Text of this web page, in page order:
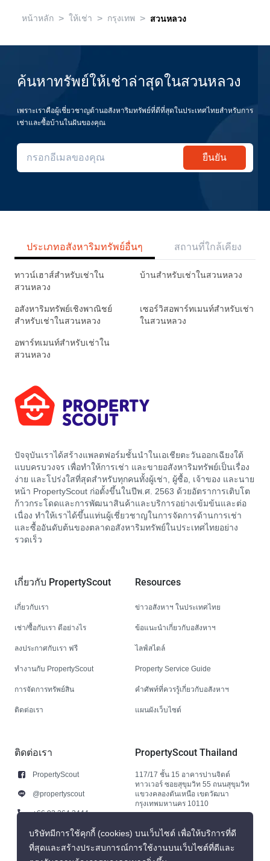
หน้าหลัก > ให้เช่า > กรุงเทพ > สวนหลวง
ค้นหาทรัพย์ให้เช่าล่าสุดในสวนหลวง
เพราะเราคือผู้เชี่ยวชาญด้านอสังหาริมทรัพย์ที่ดีที่สุดในประเทศไทยสำหรับการ
เช่าและซื้อบ้านในฝันของคุณ
ยืนยัน
ประเภทอสังหาริมทรัพย์อื่นๆ สถานที่ใกล้เคียง
ทาวน์เฮาส์สำหรับเช่าใน
สวนหลวง
บ้านสำหรับเช่าในสวนหลวง
อสังหาริมทรัพย์เชิงพาณิชย์
สำหรับเช่าในสวนหลวง
เซอร์วิสอพาร์ทเมนท์สำหรับเช่า
ในสวนหลวง
อพาร์ทเมนท์สำหรับเช่าใน
สวนหลวง
ปัจจุบันเราได้สร้างแพลตฟอร์มชั้นนำในเอเชียตะวันออกเฉียงใต้
แบบครบวงจร เพื่อทำให้การเช่า และขายอสังหาริมทรัพย์เป็นเรื่อง
ง่าย และโปร่งใสที่สุดสำหรับทุกคนทั้งผู้เช่า, ผู้ซื้อ, เจ้าของ และนาย
หน้า PropertyScout ก่อตั้งขึ้นในปีพ.ศ. 2563 ด้วยอัตราการเติบโต
ก้าวกระโดดและการพัฒนาสินค้าและบริการอย่างเข้มข้นและต่อ
เนื่อง ทำให้เราได้ขึ้นแท่นผู้เชี่ยวชาญในการจัดการด้านการเช่า
และซื้ออันดับต้นของตลาดอสังหาริมทรัพย์ในประเทศไทยอย่าง
รวดเร็ว
เกี่ยวกับ PropertyScout
เกี่ยวกับเรา
เช่า/ซื้อกับเรา ดีอย่างไร
ลงประกาศกับเรา ฟรี
ทำงานกับ PropertyScout
การจัดการทรัพย์สิน
ติดต่อเรา
Resources
ข่าวอสังหาฯ ในประเทศไทย
ข้อแนะนำเกี่ยวกับอสังหาฯ
ไลฟ์สไตล์
Property Service Guide
คำศัพท์ที่ควรรู้เกี่ยวกับอสังหาฯ
แผนผังเว็บไซต์
ติดต่อเรา
PropertyScout
@propertyscout
+66 92 264 3444
+66 92 264 3444
contact@propertyscout.co.th
PropertyScout Thailand
117/17 ชั้น 15 อาคารปานจิตต์
ทาวเวอร์ ซอยสุขุมวิท 55 ถนนสุขุมวิท
แขวงคลองตันเหนือ เขตวัฒนา
กรุงเทพมหานคร 10110
บริษัทมีการใช้คุกกี้ (cookies) บนเว็บไซต์ เพื่อให้บริการที่ดี
ที่สุดและสร้างประสบการณ์การใช้งานบนเว็บไซต์ที่ดีและ